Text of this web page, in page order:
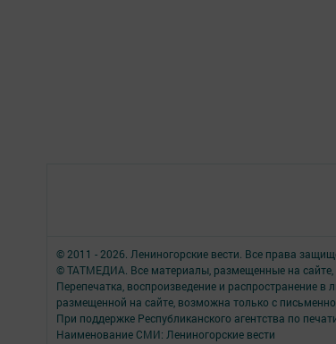
© 2011 - 2026. Лениногорские вести. Все права
© ТАТМЕДИА. Все материалы, размещенные на
Перепечатка, воспроизведение и распространение
размещенной на сайте, возможна только с
При поддержке Республиканского агентства по
Наименование СМИ: Лениногорские вести